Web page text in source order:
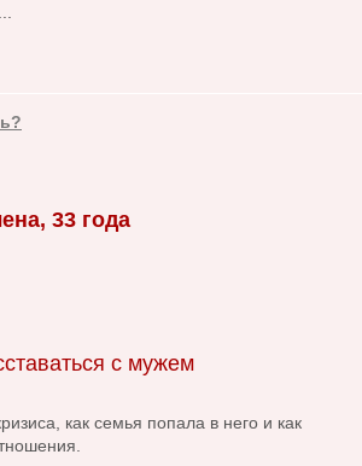
33 года
с мужем
как семья попала в него и как